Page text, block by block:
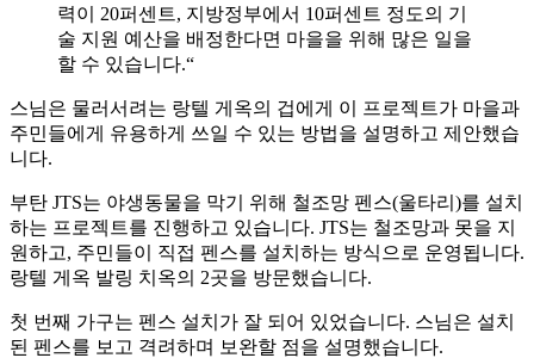
력이 20퍼센트, 지방정부에서 10퍼센트 정도의 기
술 지원 예산을 배정한다면 마을을 위해 많은 일을
할 수 있습니다.“
스님은 물러서려는 랑텔 게옥의 겁에게 이 프로젝트가 마을과
주민들에게 유용하게 쓰일 수 있는 방법을 설명하고 제안했습
니다.
부탄 JTS는 야생동물을 막기 위해 철조망 펜스(울타리)를 설치
하는 프로젝트를 진행하고 있습니다. JTS는 철조망과 못을 지
원하고, 주민들이 직접 펜스를 설치하는 방식으로 운영됩니다.
랑텔 게옥 발링 치옥의 2곳을 방문했습니다.
첫 번째 가구는 펜스 설치가 잘 되어 있었습니다. 스님은 설치
된 펜스를 보고 격려하며 보완할 점을 설명했습니다.